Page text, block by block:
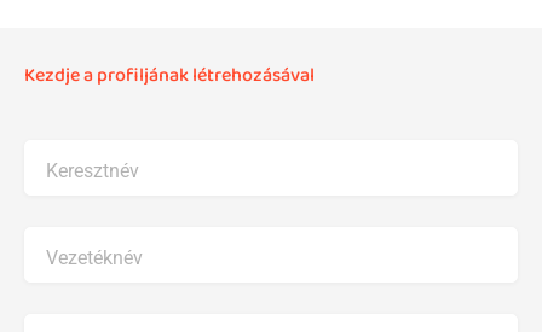
Kezdje a profiljának létrehozásával
Keresztnév
Vezetéknév